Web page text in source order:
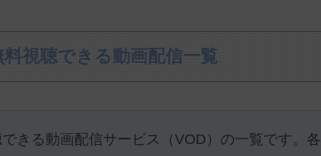
視聴できる動画配信一覧
きる動画配信サービス（VOD）の一覧です。各